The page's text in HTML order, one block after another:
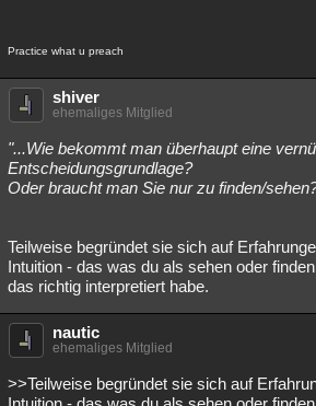
Practice what u preach
shiver
ehemaliges Mitglied
"...Wie bekommt man überhaupt eine
Entscheidungsgrundlage?
Oder braucht man Sie nur zu finden/
Teilweise begründet sie sich auf
Intuition - das was du als sehen oder
das richtig interpretiert habe.
nautic
ehemaliges Mitglied
>>Teilweise begründet sie sich auf